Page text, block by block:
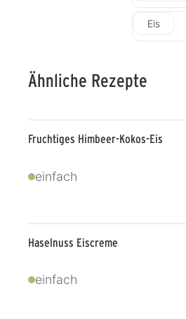
Eis
Ähnliche Rezepte
Fruchtiges Himbeer-Kokos-Eis
einfach
Haselnuss Eiscreme
einfach